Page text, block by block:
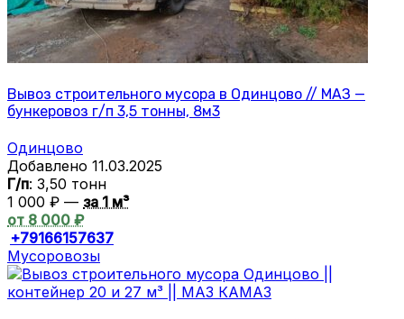
Вывоз строительного мусора в Одинцово // МАЗ —
бункеровоз г/п 3,5 тонны, 8м3
Одинцово
Добавлено 11.03.2025
Г/п: 3,50 тонн
1 000 ₽ — за 1 м³
от 8 000 ₽
+79166157637
Мусоровозы